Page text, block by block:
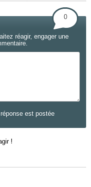
0
réagir, engager une
est postée
!